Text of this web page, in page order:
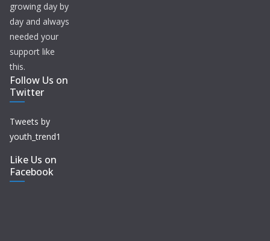
growing day by
day and always
needed your
support like
this.
Follow Us on
Twitter
Tweets by
youth_trend1
Like Us on
Facebook